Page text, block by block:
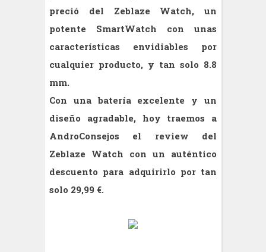
preció del Zeblaze Watch, un
potente SmartWatch con unas
características envidiables por
cualquier producto, y tan solo 8.8
mm.
Con una batería excelente y un
diseño agradable, hoy traemos a
AndroConsejos el review del
Zeblaze Watch con un auténtico
descuento para adquirirlo por tan
solo 29,99 €.